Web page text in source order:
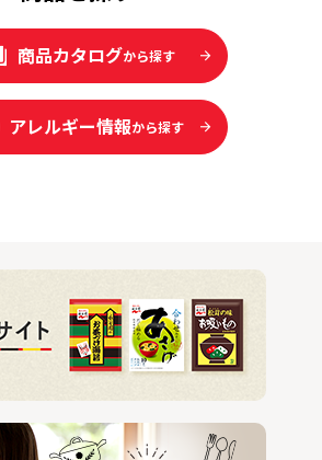
商品カタログから探す
アレルギー情報から探す